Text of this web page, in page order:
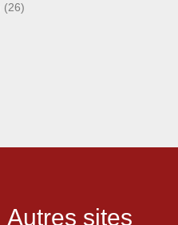
(26)
Autres sites